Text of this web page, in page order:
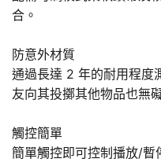
合。
防意外材質
通過長達 2 年的耐用程度
友向其投擲其他物品也無
觸控簡單
簡單觸控即可控制播放/暫